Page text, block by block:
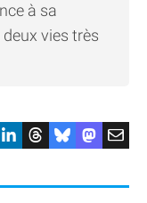
à sa
vies très